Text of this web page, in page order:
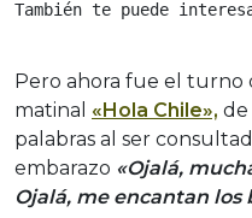
También te puede
Pero ahora fue el turno
matinal «Hola Chile», de
palabras al ser
embarazo «Ojalá,
Ojalá, me encantan los